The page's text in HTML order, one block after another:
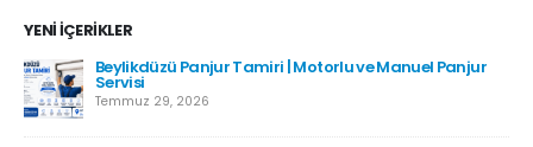
YENI İÇERIKLER
Beylikdüzü Panjur Tamiri | Motorlu ve Manuel Panjur
Servisi
Temmuz 29, 2026